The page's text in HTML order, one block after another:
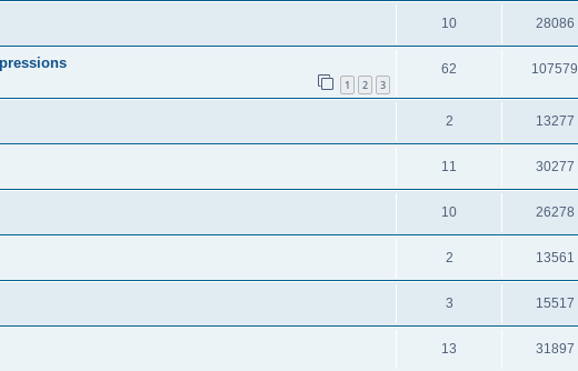
10 28086
1 2 3
62 107579
2 13277
11 30277
10 26278
2 13561
3 15517
13 31897